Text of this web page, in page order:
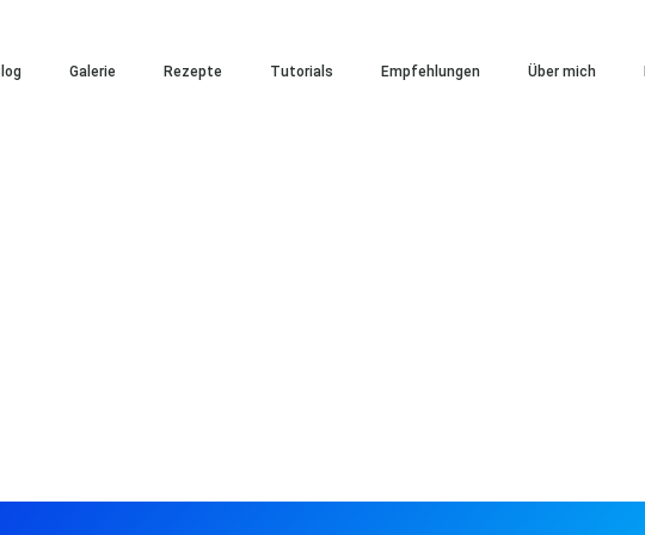
Galerie Rezepte Tutorials Empfehlungen Über mich